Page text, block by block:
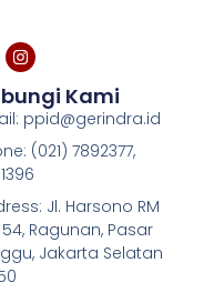
Kami
ppid@gerindra.id
(021) 7892377,
Jl. Harsono RM
Ragunan, Pasar
Jakarta Selatan